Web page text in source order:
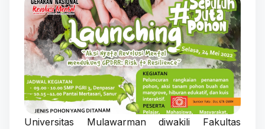
Universitas Mulawarman diwakili Fakultas